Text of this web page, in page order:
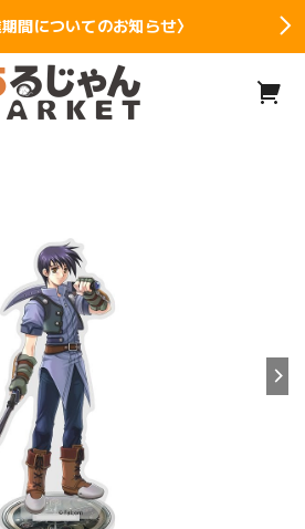
期間についてのお知らせ〉